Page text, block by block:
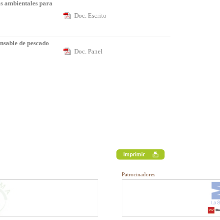
ambientales para
Doc. Escrito
de pescado
Doc. Panel
Patrocinadores